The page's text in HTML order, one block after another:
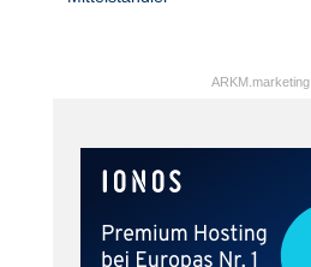
ARKM.marketing